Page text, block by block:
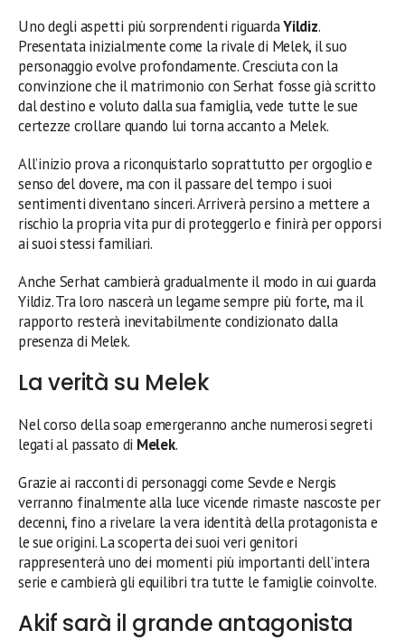
Uno degli aspetti più sorprendenti riguardaYildiz.
Presentata inizialmente come la rivale di Melek, il suo
personaggio evolve profondamente. Cresciuta con la
convinzione che il matrimonio con Serhat fosse già scritto
dal destino e voluto dalla sua famiglia, vede tutte le sue
certezze crollare quando lui torna accanto a Melek.
All’inizio prova a riconquistarlo soprattutto per orgoglio e
senso del dovere, ma con il passare del tempo i suoi
sentimenti diventano sinceri. Arriverà persino a mettere a
rischio la propria vita pur di proteggerlo e finirà per opporsi
ai suoi stessi familiari.
Anche Serhat cambierà gradualmente il modo in cui guarda
Yildiz. Tra loro nascerà un legame sempre più forte, ma il
rapporto resterà inevitabilmente condizionato dalla
presenza di Melek.
La verità su Melek
Nel corso della soap emergeranno anche numerosi segreti
legati al passato di Melek.
Grazie ai racconti di personaggi come Sevde e Nergis
verranno finalmente alla luce vicende rimaste nascoste per
decenni, fino a rivelare la vera identità della protagonista e
le sue origini. La scoperta dei suoi veri genitori
rappresenterà uno dei momenti più importanti dell’intera
serie e cambierà gli equilibri tra tutte le famiglie coinvolte.
Akif sarà il grande antagonista